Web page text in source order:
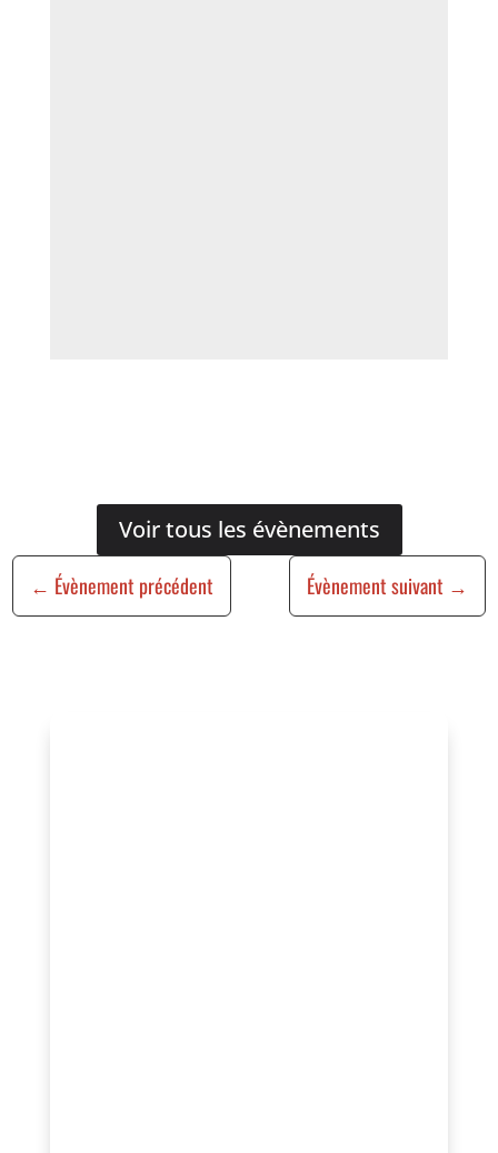
Voir tous les évènements
← Évènement précédent Évènement suivant →